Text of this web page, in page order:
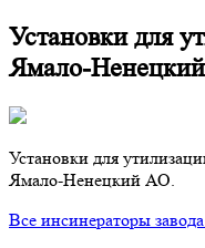
Установки для
Ямало-
Установки для
Ямало-Ненецкий АО.
Все инсинераторы